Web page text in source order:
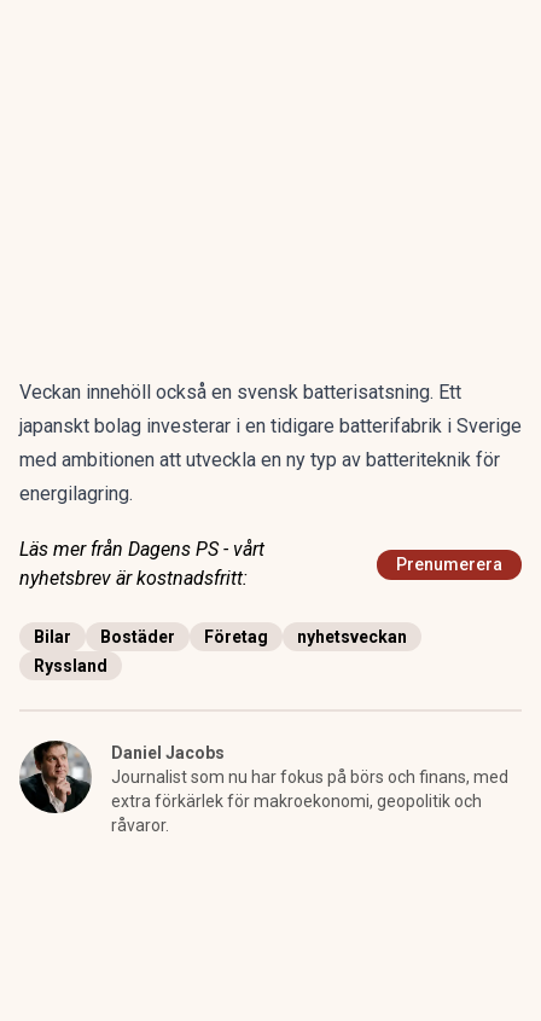
Veckan innehöll också en svensk batterisatsning. Ett
japanskt bolag investerar i en tidigare batterifabrik i Sverige
med ambitionen att utveckla en ny typ av batteriteknik för
energilagring.
Läs mer från Dagens PS - vårt
nyhetsbrev är kostnadsfritt:
Prenumerera
Bilar Bostäder Företag
nyhetsveckan
Ryssland
Daniel Jacobs
Journalist som nu har fokus på börs och finans, med
extra förkärlek för makroekonomi, geopolitik och
råvaror.